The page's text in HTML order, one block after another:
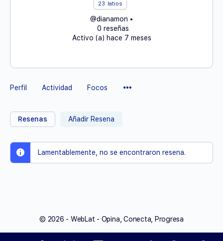
23 latios
@dianamon •
0 reseñas
Activo (a) hace 7 meses
Perfil Actividad Focos
Resenas Añadir Resena
Lamentablemente, no se encontraron resena.
© 2026 - WebLat - Opina, Conecta, Progresa